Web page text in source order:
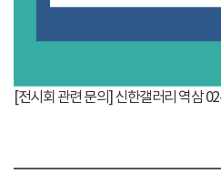
[전시회 관련 문의] 신한갤러리 역삼